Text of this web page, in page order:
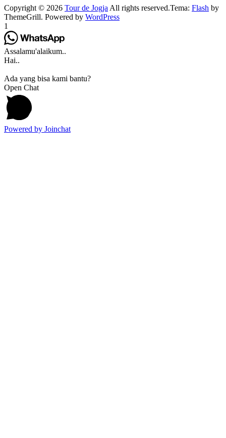
Copyright © 2026 Tour de Jogja All rights reserved.Tema: Flash by
ThemeGrill. Powered by WordPress
1
Assalamu'alaikum..
Hai..
Ada yang bisa kami bantu?
Open Chat
Powered by Joinchat